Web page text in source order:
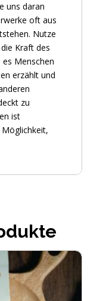
uns daran
oft aus
Nutze
Kraft des
es Menschen
erzählt und
zu
ist